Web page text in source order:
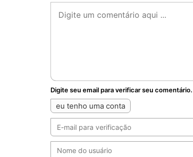
Digite seu email para verificar seu comentário.
eu tenho uma conta